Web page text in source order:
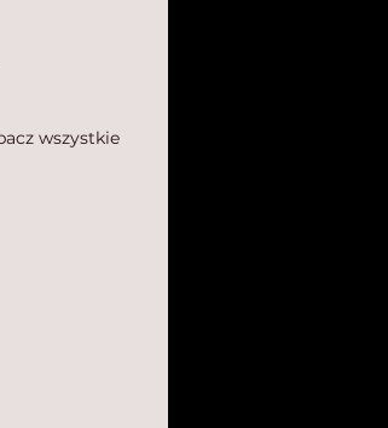
wszystkie